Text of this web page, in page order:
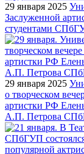
29 января 2025
Заслуженной
студентами
29 января 2025
о творческом
артистки РФ
А.П. Петрова